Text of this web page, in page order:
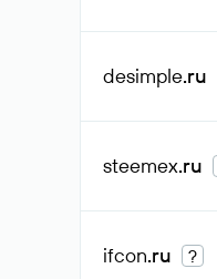
desimple.ru
steemex.ru
ifcon.ru ?